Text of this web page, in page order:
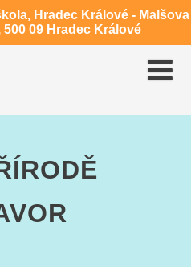
Hradec Králové - Malšova
09 Hradec Králové